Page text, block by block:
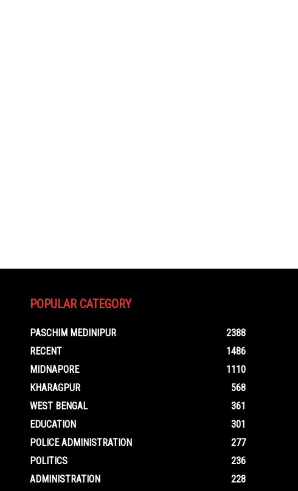
POPULAR CATEGORY
PASCHIM MEDINIPUR
2388
RECENT
1486
MIDNAPORE
1110
KHARAGPUR
568
WEST BENGAL
361
EDUCATION
301
POLICE ADMINISTRATION
277
POLITICS
236
ADMINISTRATION
228